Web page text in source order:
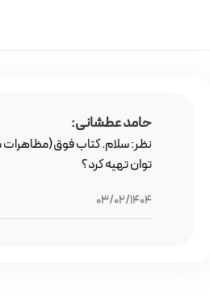
حامد عطشانی:
نظر: سلام. کتاب فوق(مظاهرات
توان تهیه کرد؟
03/02/1404